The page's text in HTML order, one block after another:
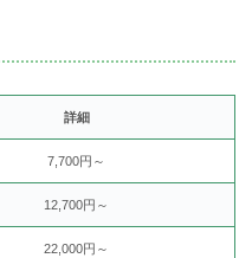
詳細
7,700円～
12,700円～
22,000円～